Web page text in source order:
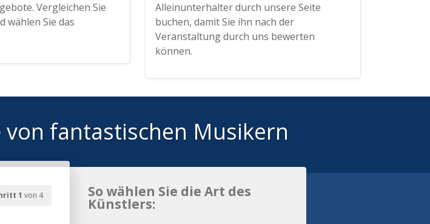
Vergleichen Sie
wählen Sie das
Alleinunterhalter durch unsere Seite
buchen, damit Sie ihn nach der
Veranstaltung durch uns bewerten
können.
von fantastischen Musikern
1 von 4 So wählen Sie die Art des
Künstlers: